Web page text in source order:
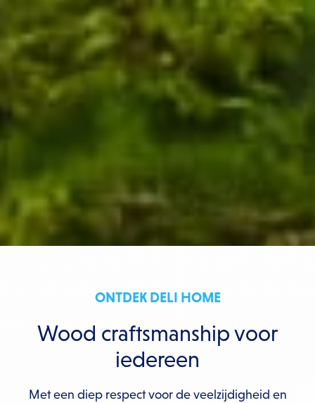
ONTDEK DELI HOME
Wood craftsmanship voor
iedereen
Met een diep respect voor de veelzijdigheid en